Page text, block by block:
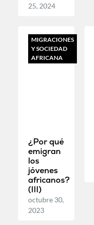
25, 2024
MIGRACIONES
Y SOCIEDAD
AFRICANA
¿Por qué
emigran
los
jóvenes
africanos?
(III)
octubre 30,
2023